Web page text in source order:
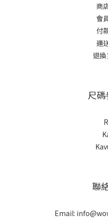
商
會
付
運
退
尺
聯
Email: